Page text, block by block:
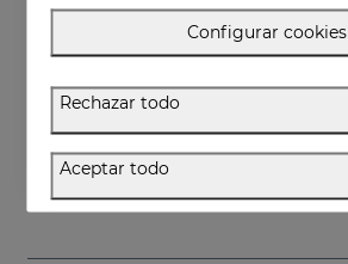
SEBOVALIS Crema
Rojeces y descamaciones
26.95 €
Configurar cookies
Rechazar todo
Aceptar todo